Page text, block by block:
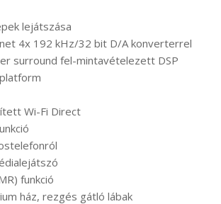
lejátszása
4x 192 kHz/32 bit D/A konverterrel
surround fel-mintavételezett DSP
Wi-Fi Direct
funkció
ház, rezgés gátló lábak